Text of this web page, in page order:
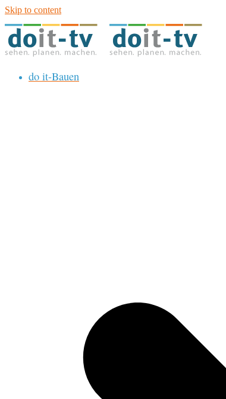
Skip to content
do it-Bauen